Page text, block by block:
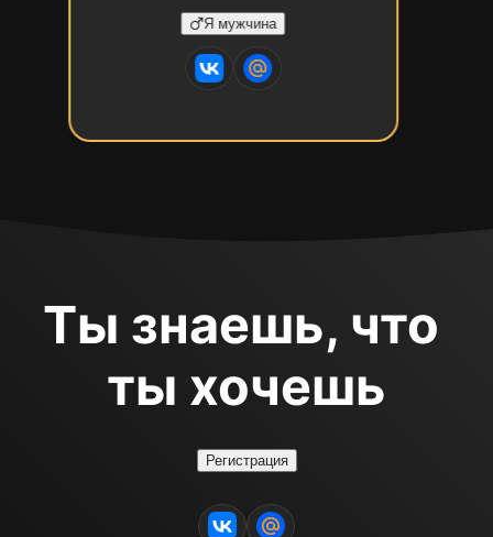
Я мужчина
Ты знаешь, что
ты хочешь
Регистрация